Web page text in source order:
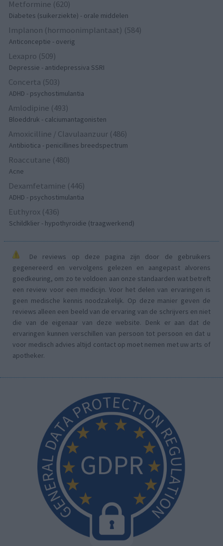
Metformine (620)
Diabetes (suikerziekte) - orale middelen
Implanon (hormoonimplantaat) (584)
Anticonceptie - overig
Lexapro (509)
Depressie - antidepressiva SSRI
Concerta (503)
ADHD - psychostimulantia
Amlodipine (493)
Bloeddruk - calciumantagonisten
Amoxicilline / Clavulaanzuur (486)
Antibiotica - penicillines breedspectrum
Roaccutane (480)
Acne
Dexamfetamine (446)
ADHD - psychostimulantia
Euthyrox (436)
Schildklier - hypothyroidie (traagwerkend)
De reviews op deze pagina zijn door de gebruikers
gegenereerd en vervolgens gelezen en aangepast alvorens
goedkeuring, om zo te voldoen aan onze standaarden wat betreft
een review voor een medicijn. Voor het delen van ervaringen is
geen medische kennis noodzakelijk. Op deze manier geven de
reviews alleen een beeld van de ervaring van de schrijvers en niet
die van de eigenaar van deze website. Denk er aan dat de
ervaringen kunnen verschillen van persoon tot persoon en dat u
voor medisch advies altijd contact op moet nemen met uw arts of
apotheker.